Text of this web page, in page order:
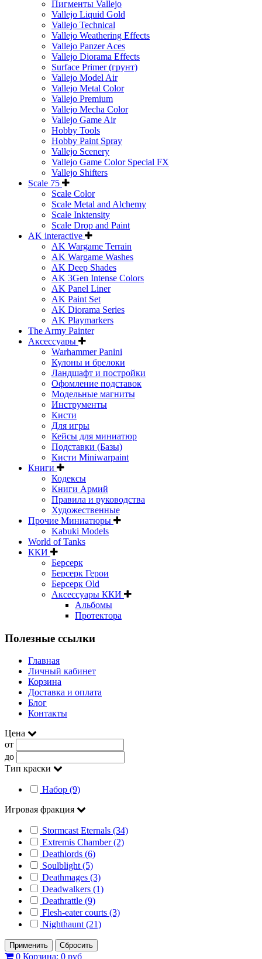
Пигменты Vallejo
Vallejo Liquid Gold
Vallejo Technical
Vallejo Weathering Effects
Vallejo Panzer Aces
Vallejo Diorama Effects
Surface Primer (грунт)
Vallejo Model Air
Vallejo Metal Color
Vallejo Premium
Vallejo Mecha Color
Vallejo Game Air
Hobby Tools
Hobby Paint Spray
Vallejo Scenery
Vallejo Game Color Special FX
Vallejo Shifters
Scale 75
Scale Color
Scale Metal and Alchemy
Scale Inktensity
Scale Drop and Paint
AK interactive
AK Wargame Terrain
AK Wargame Washes
AK Deep Shades
AK 3Gen Intense Colors
AK Panel Liner
AK Paint Set
AK Diorama Series
AK Playmarkers
The Army Painter
Аксессуары
Warhammer Panini
Кулоны и брелоки
Ландшафт и постройки
Офомление подставок
Модельные магниты
Инструменты
Кисти
Для игры
Кейсы для миниатюр
Подставки (Базы)
Кисти Miniwarpaint
Книги
Кодексы
Книги Армий
Правила и руководства
Художественные
Прочие Миниатюры
Kabuki Models
World of Tanks
ККИ
Берсерк
Берсерк Герои
Берсерк Old
Аксессуары ККИ
Альбомы
Протектора
Полезные ссылки
Главная
Личный кабинет
Корзина
Доставка и оплата
Блог
Контакты
Цена
от
до
Тип краски
Набор (9)
Игровая фракция
Stormcast Eternals (34)
Extremis Chamber (2)
Deathlords (6)
Soulblight (5)
Deathmages (3)
Deadwalkers (1)
Deathrattle (9)
Flesh-eater courts (3)
Nighthaunt (21)
Применить Сбросить
0 Корзина: 0 руб